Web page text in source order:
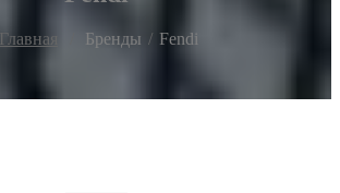
Главная Бренды Fendi